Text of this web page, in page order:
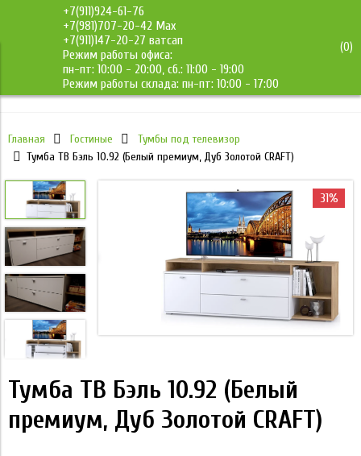
+7(911)924-61-76
+7(981)707-20-42 Max
+7(911)147-20-27 ватсап
Режим работы офиса:
пн-пт: 10:00 - 20:00, сб.: 11:00 - 19:00
Режим работы склада: пн-пт: 10:00 - 17:00
(0)
ДМС-Мебель
Главная Гостиные
Тумбы под телевизор
Тумба ТВ Бэль 10.92 (Белый премиум, Дуб Золотой CRAFT)
31%
Тумба ТВ Бэль 10.92 (Белый
премиум, Дуб Золотой CRAFT)